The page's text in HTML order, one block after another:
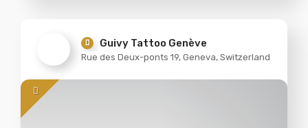
Guivy Tattoo Genève
Rue des Deux-ponts 19, Geneva, Switzerland